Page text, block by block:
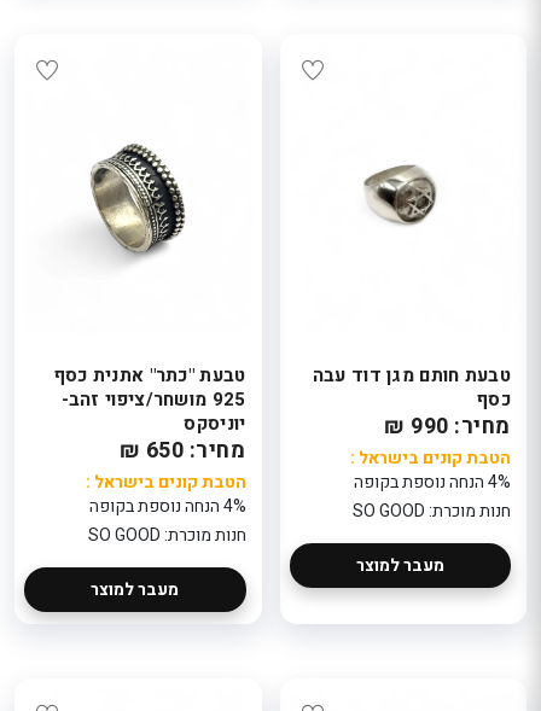
טבעת חותם מגן דוד עבה
כסף
מחיר: 990 ₪
הטבת קונים בישראל :
4% הנחה נוספת בקופה
חנות מוכרת: SO GOOD
מעבר למוצר
טבעת "כתר" אתנית כסף
925 מושחר/ציפוי זהב-
יוניסקס
מחיר: 650 ₪
הטבת קונים בישראל :
4% הנחה נוספת בקופה
חנות מוכרת: SO GOOD
מעבר למוצר